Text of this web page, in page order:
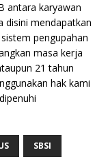
antara karyawan
disini mendapatkan
pengupahan
masa kerja
21 tahun
hak kami
SBSI